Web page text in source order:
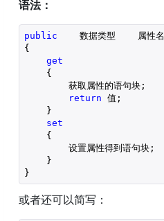
语法：
public
    数据类型    属性名
{
get
    {
        获取属性的语句块;
return 值;
    }
set
    {
        设置属性得到语句块;
    }
}
或者还可以简写：